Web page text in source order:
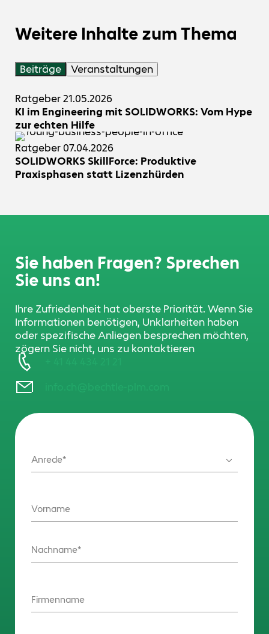
Weitere Inhalte zum Thema
Beiträge Veranstaltungen
Ratgeber21.05.2026
KI im Engineering mit SOLIDWORKS: Vom Hype
zur echten Hilfe
Ratgeber 07.04.2026
SOLIDWORKS SkillForce: Produktive
Praxisphasen statt Lizenzhürden
Sie haben Fragen? Sprechen
Sie uns an!
Ihre Zufriedenheit hat oberste Priorität. Wenn Sie
Informationen benötigen, Unklarheiten haben
oder spezifische Anliegen besprechen möchten,
zögern Sie nicht, uns zu kontaktieren
Anrede
Vorname
Nachname
Firmenname